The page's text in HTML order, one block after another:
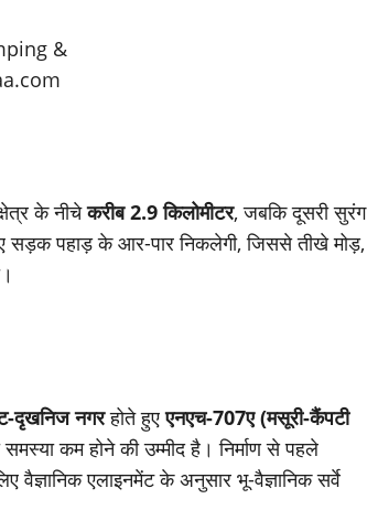
के नीचेकरीब 2.9 किलोमीटर, जबकि दूसरी सुरंग
सड़क पहाड़ के आर-पार निकलेगी, जिससे तीखे मोड़,
दृखनिज नगरहोते हुएएनएच-707ए (मसूरी-कैंपटी
कम होने की उम्मीद है। निर्माण से पहले
वैज्ञानिक एलाइनमेंट के अनुसार भू-वैज्ञानिक सर्वे